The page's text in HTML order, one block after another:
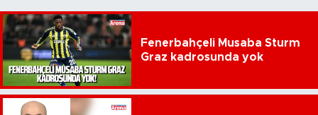
Fenerbahçeli Musaba Sturm
Graz kadrosunda yok